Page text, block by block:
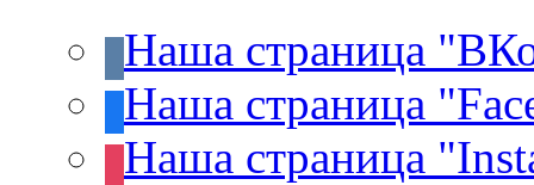
Наша страница
Наша страница
Наша страница